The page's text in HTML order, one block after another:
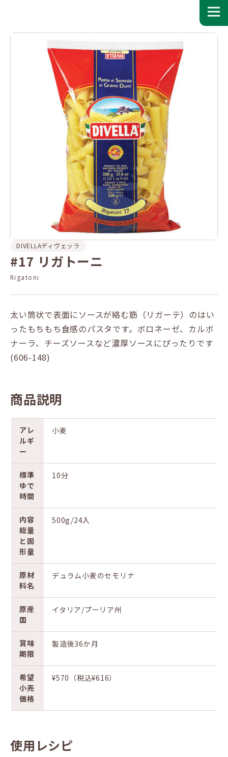
DIVELLAディヴェッラ
#17 リガトーニ
Rigatoni
太い筒状で表面にソースが絡む筋（リガーテ）のはい
ったもちもち食感のパスタです。ボロネーゼ、カルボ
ナーラ、チーズソースなど濃厚ソースにぴったりです
(606-148)
商品説明
アレ
ルギ
ー
小麦
標準
ゆで
時間
10分
内容
総量
と固
形量
500g/24入
原材
料名
デュラム小麦のセモリナ
原産
国
イタリア/プーリア州
賞味
期限
製造後36か月
希望
小売
価格
¥570（税込¥616）
使用レシピ